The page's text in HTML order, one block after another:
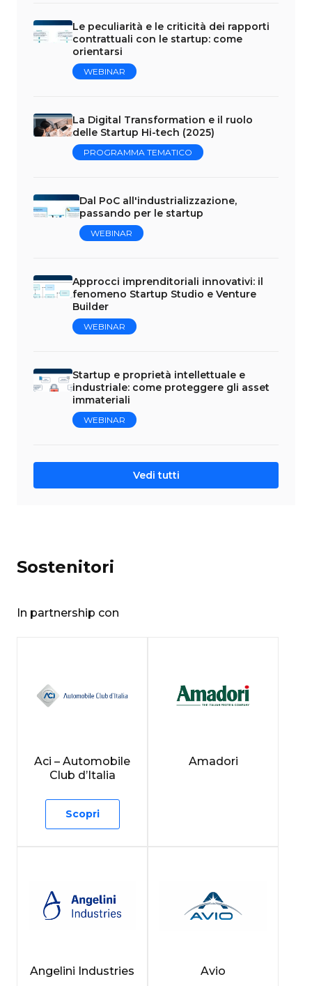
Le peculiarità e le criticità dei rapporti
contrattuali con le startup: come
orientarsi
WEBINAR
La Digital Transformation e il ruolo
delle Startup Hi-tech (2025)
PROGRAMMA TEMATICO
Dal PoC all'industrializzazione,
passando per le startup
WEBINAR
Approcci imprenditoriali innovativi: il
fenomeno Startup Studio e Venture
Builder
WEBINAR
Startup e proprietà intellettuale e
industriale: come proteggere gli asset
immateriali
WEBINAR
Vedi tutti
Sostenitori
In partnership con
Aci – Automobile
Club d’Italia
Scopri
Amadori
Angelini Industries Avio